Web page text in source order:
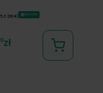
5.0 (604) Bestseller
zł